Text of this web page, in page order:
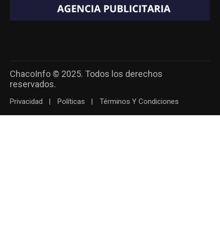
ChacoInfo © 2025. Todos los derechos
reservados.
Privacidad Políticas Términos Y Condiciones